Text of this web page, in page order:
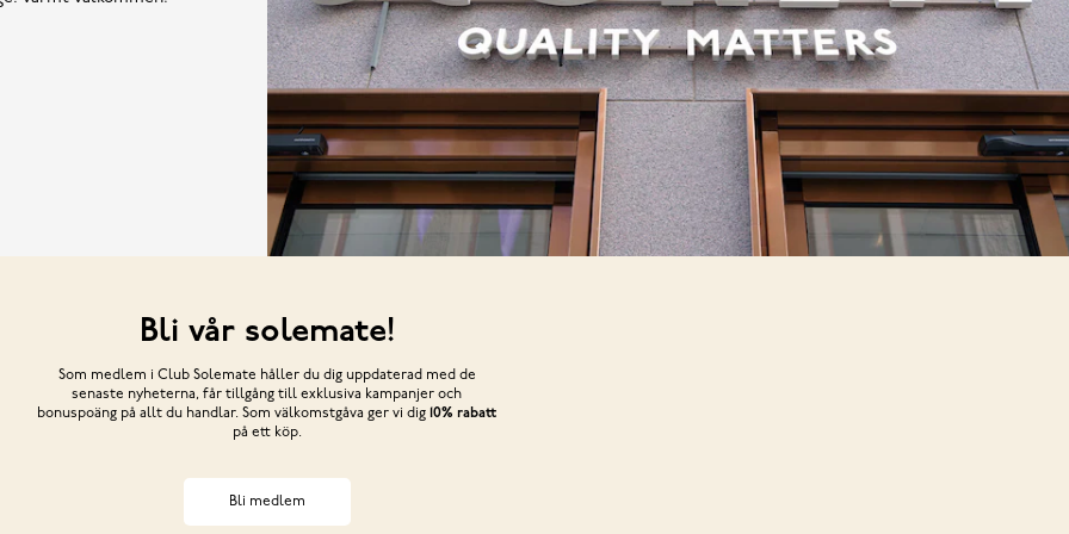
Bli vår solemate!
Som medlem i Club Solemate håller du dig uppdaterad med de
senaste nyheterna, får tillgång till exklusiva kampanjer och
bonuspoäng på allt du handlar. Som välkomstgåva ger vi dig 10% rabatt
på ett köp.
Bli medlem